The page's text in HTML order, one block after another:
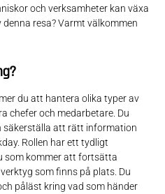
och verksamheter kan växa
resa? Varmt välkommen
du att hantera olika typer av
chefer och medarbetare. Du
att rätt information
Rollen har ett tydligt
som kommer att fortsätta
som finns på plats. Du
påläst kring vad som händer